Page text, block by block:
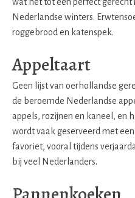
wat het tot een perfect gerecht
Nederlandse winters.
roggebrood en katenspek.
Appeltaart
Geen lijst van oerhollandse
de beroemde Nederlandse
appels, rozijnen en kaneel, en
wordt vaak geserveerd met
favoriet, vooral tijdens
bij veel Nederlanders.